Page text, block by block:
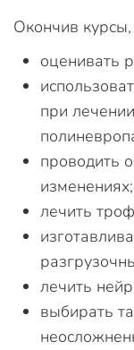
Окончив
оценивать
при
проводить
изменениях;
лечить
лечить
выбирать